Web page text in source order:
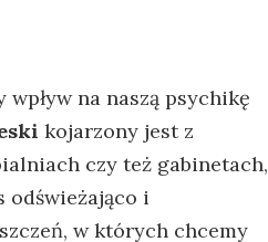
na naszą psychikę
kojarzony​ jest z
czy też gabinetach,
​odświeżająco i
w których‍ chcemy